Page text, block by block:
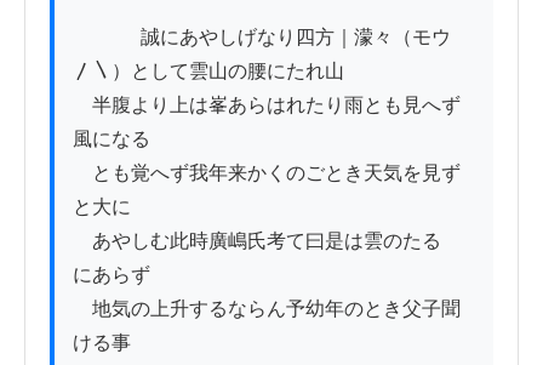
〳〵）として雲山の腰にたれ山
半腹より上は峯あらはれたり雨とも見へず
風になる
とも覚へず我年来かくのごとき天気を見ず
と大に
あやしむ此時廣嶋氏考て曰是は雲のたるゝ
にあらず
地気の上升するならん予幼年のとき父子聞
ける事